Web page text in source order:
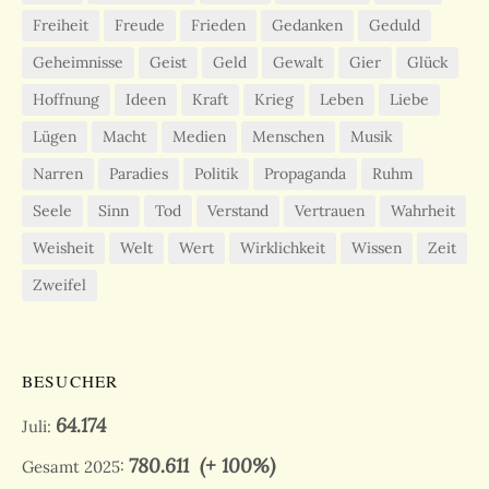
Freiheit Freude Frieden Gedanken
Geduld
Geheimnisse
Geist Geld Gewalt Gier
Glück
Hoffnung
Ideen Kraft Krieg Leben
Liebe
Lügen
Macht Medien Menschen
Musik
Narren
Paradies Politik Propaganda
Ruhm
Seele
Sinn Tod Verstand Vertrauen
Wahrheit
Weisheit
Welt Wert Wirklichkeit Wissen
Zeit
Zweifel
BESUCHER
Juli: 64.174
Gesamt 2025: 780.611(+ 100%)